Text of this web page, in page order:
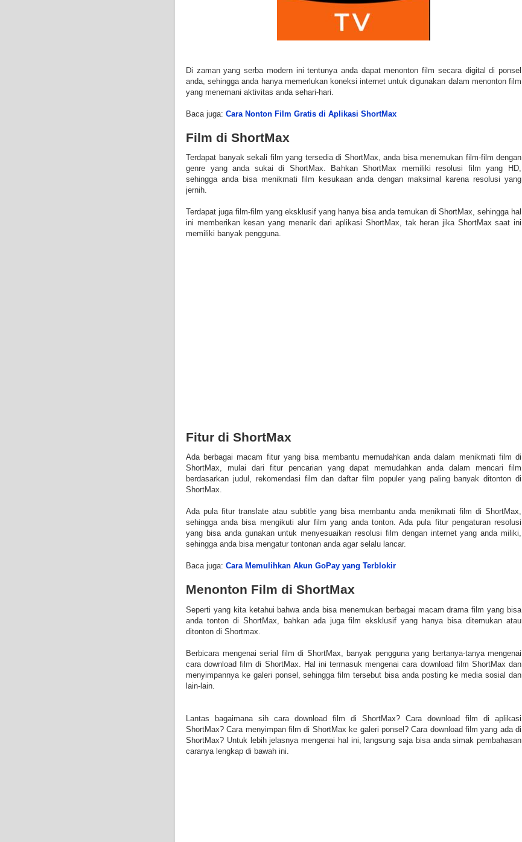
Di zaman yang serba modern ini tentunya anda dapat menonton film secara digital di ponsel
anda, sehingga anda hanya memerlukan koneksi internet untuk digunakan dalam menonton film
yang menemani aktivitas anda sehari-hari.
Baca juga: Cara Nonton Film Gratis di Aplikasi ShortMax
Film di ShortMax
Terdapat banyak sekali film yang tersedia di ShortMax, anda bisa menemukan film-film dengan
genre yang anda sukai di ShortMax. Bahkan ShortMax memiliki resolusi film yang HD,
sehingga anda bisa menikmati film kesukaan anda dengan maksimal karena resolusi yang
jernih.
Terdapat juga film-film yang eksklusif yang hanya bisa anda temukan di ShortMax, sehingga hal
ini memberikan kesan yang menarik dari aplikasi ShortMax, tak heran jika ShortMax saat ini
memiliki banyak pengguna.
Fitur di ShortMax
Ada berbagai macam fitur yang bisa membantu memudahkan anda dalam menikmati film di
ShortMax, mulai dari fitur pencarian yang dapat memudahkan anda dalam mencari film
berdasarkan judul, rekomendasi film dan daftar film populer yang paling banyak ditonton di
ShortMax.
Ada pula fitur translate atau subtitle yang bisa membantu anda menikmati film di ShortMax,
sehingga anda bisa mengikuti alur film yang anda tonton. Ada pula fitur pengaturan resolusi
yang bisa anda gunakan untuk menyesuaikan resolusi film dengan internet yang anda miliki,
sehingga anda bisa mengatur tontonan anda agar selalu lancar.
Baca juga: Cara Memulihkan Akun GoPay yang Terblokir
Menonton Film di ShortMax
Seperti yang kita ketahui bahwa anda bisa menemukan berbagai macam drama film yang bisa
anda tonton di ShortMax, bahkan ada juga film eksklusif yang hanya bisa ditemukan atau
ditonton di Shortmax.
Berbicara mengenai serial film di ShortMax, banyak pengguna yang bertanya-tanya mengenai
cara download film di ShortMax. Hal ini termasuk mengenai cara download film ShortMax dan
menyimpannya ke galeri ponsel, sehingga film tersebut bisa anda posting ke media sosial dan
lain-lain.
Lantas bagaimana sih cara download film di ShortMax? Cara download film di aplikasi
ShortMax? Cara menyimpan film di ShortMax ke galeri ponsel? Cara download film yang ada di
ShortMax? Untuk lebih jelasnya mengenai hal ini, langsung saja bisa anda simak pembahasan
caranya lengkap di bawah ini.